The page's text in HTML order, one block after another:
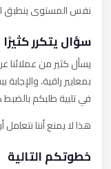
نفس المستوى ينطبق
سؤال يتكرر كثيرًا
يسأل كثير من
بمعايير راقية، والإجابة
في تلبية طلبكم بالضبط
هذا لا يمنع أننا نتعامل
خطوتكم التالية